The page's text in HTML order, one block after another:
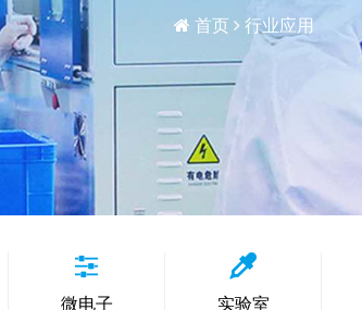
首页 行业应用
微电子 实验室